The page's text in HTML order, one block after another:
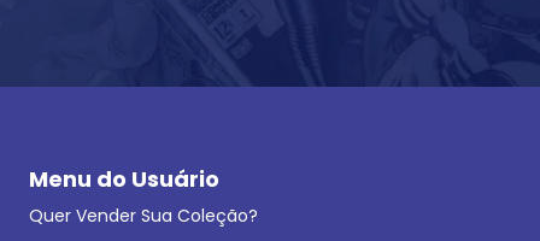
Menu do Usuário
Quer Vender Sua Coleção?